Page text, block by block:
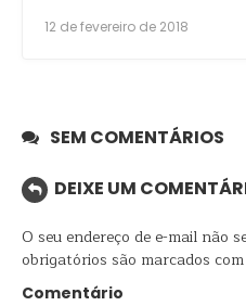
12 de fevereiro de 2018
SEM COMENTÁRIOS
DEIXE UM
O seu endereço de e-mail não
obrigatórios são marcados com
Comentário